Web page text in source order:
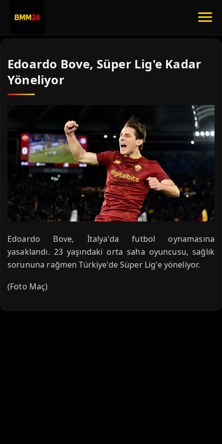
Edoardo Bove, Süper Lig'e Kadar
Yöneliyor
Edoardo Bove, İtalya'da futbol oynamasına
yasaklandı. 23 yaşındaki orta saha oyuncusu, sağlık
sorununa rağmen Türkiye'de Süper Lig'e yöneliyor.
(Foto Maç)